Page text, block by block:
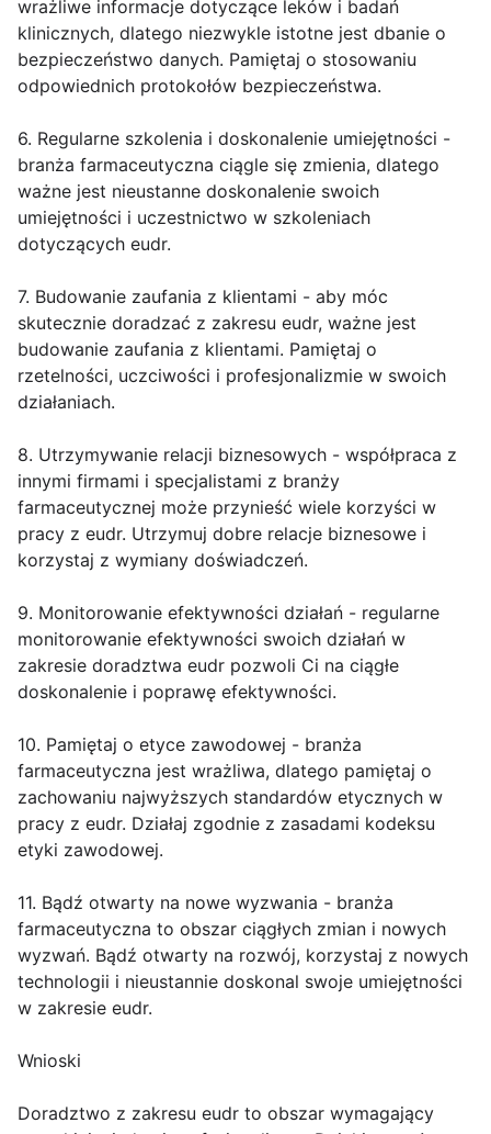
wrażliwe informacje dotyczące leków i badań
klinicznych, dlatego niezwykle istotne jest dbanie o
bezpieczeństwo danych. Pamiętaj o stosowaniu
odpowiednich protokołów bezpieczeństwa.
6. Regularne szkolenia i doskonalenie umiejętności -
branża farmaceutyczna ciągle się zmienia, dlatego
ważne jest nieustanne doskonalenie swoich
umiejętności i uczestnictwo w szkoleniach
dotyczących eudr.
7. Budowanie zaufania z klientami - aby móc
skutecznie doradzać z zakresu eudr, ważne jest
budowanie zaufania z klientami. Pamiętaj o
rzetelności, uczciwości i profesjonalizmie w swoich
działaniach.
8. Utrzymywanie relacji biznesowych - współpraca z
innymi firmami i specjalistami z branży
farmaceutycznej może przynieść wiele korzyści w
pracy z eudr. Utrzymuj dobre relacje biznesowe i
korzystaj z wymiany doświadczeń.
9. Monitorowanie efektywności działań - regularne
monitorowanie efektywności swoich działań w
zakresie doradztwa eudr pozwoli Ci na ciągłe
doskonalenie i poprawę efektywności.
10. Pamiętaj o etyce zawodowej - branża
farmaceutyczna jest wrażliwa, dlatego pamiętaj o
zachowaniu najwyższych standardów etycznych w
pracy z eudr. Działaj zgodnie z zasadami kodeksu
etyki zawodowej.
11. Bądź otwarty na nowe wyzwania - branża
farmaceutyczna to obszar ciągłych zmian i nowych
wyzwań. Bądź otwarty na rozwój, korzystaj z nowych
technologii i nieustannie doskonal swoje umiejętności
w zakresie eudr.
Wnioski
Doradztwo z zakresu eudr to obszar wymagający